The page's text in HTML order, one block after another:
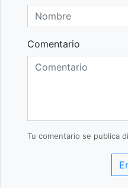
Comentario
Tu comentario se publica